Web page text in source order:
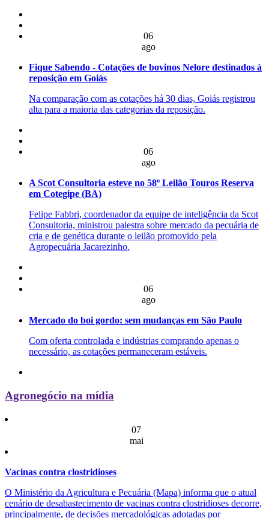
06
ago
Fique Sabendo - Cotações de bovinos Nelore destinados à
reposição em Goiás
Na comparação com as cotações há 30 dias, Goiás registrou
alta para a maioria das categorias da reposição.
06
ago
A Scot Consultoria esteve no 58º Leilão Touros Reserva
em Cotegipe (BA)
Felipe Fabbri, coordenador da equipe de inteligência da Scot
Consultoria, ministrou palestra sobre mercado da pecuária de
cria e de genética durante o leilão promovido pela
Agropecuária Jacarezinho.
06
ago
Mercado do boi gordo: sem mudanças em São Paulo
Com oferta controlada e indústrias comprando apenas o
necessário, as cotações permaneceram estáveis.
Agronegócio na mídia
07
mai
Vacinas contra clostridioses
O Ministério da Agricultura e Pecuária (Mapa) informa que o atual
cenário de desabastecimento de vacinas contra clostridioses decorre,
principalmente, de decisões mercadológicas adotadas por